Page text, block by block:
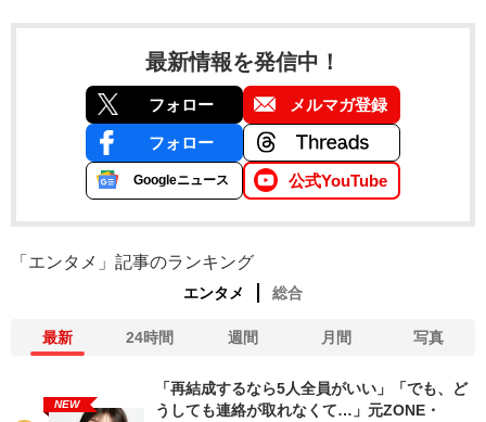
最新情報を発信中！
フォロー メルマガ登録
フォロー
Googleニュース 公式YouTube
「エンタメ」記事のランキング
エンタメ 総合
最新 24時間 週間 月間 写真
NEW
「再結成するなら5人全員がいい」「でも、ど
うしても連絡が取れなくて…」元ZONE・